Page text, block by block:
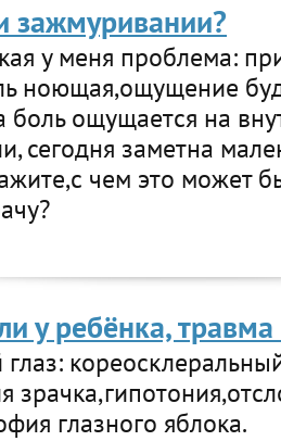
зажмуривании?
у меня проблема:
ноющая,ощущение
боль ощущается на
сегодня заметна
чем это может
у ребёнка, травма
глазного яблока.